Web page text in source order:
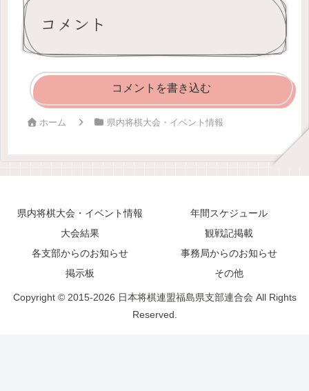
コメント
コメントを書き込む
ホーム 県内将棋大会・イベント情報
県内将棋大会・イベント情報
年間スケジュール
大会結果
観戦記掲載
各支部からのお知らせ
事務局からのお知らせ
掲示板
その他
Copyright © 2015-2026 日本将棋連盟福島県支部連合会 All Rights
Reserved.